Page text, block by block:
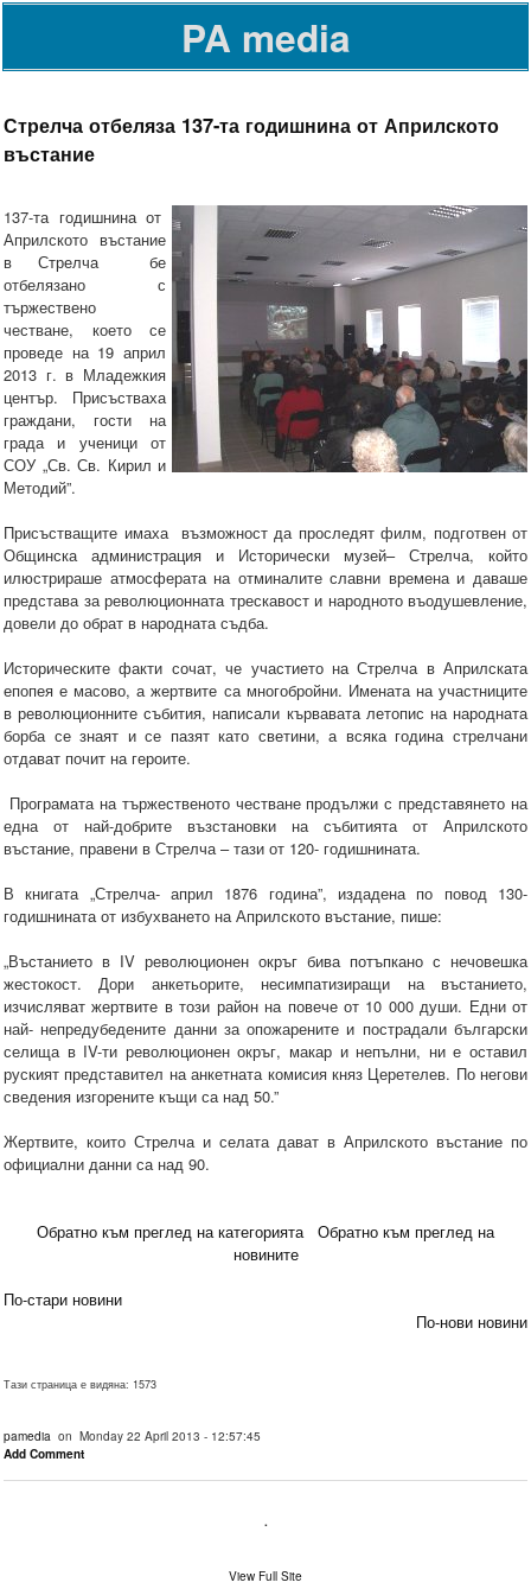
PA media
Стрелча отбеляза 137-та годишнина от Априлското
въстание
137-та годишнина от
Априлското въстание
в Стрелча бе
отбелязано с
тържествено
честване, което се
проведе на 19 април
2013 г. в Младежкия
център. Присъстваха
граждани, гости на
града и ученици от
СОУ „Св. Св. Кирил и
Методий”.
Присъстващите имаха възможност да проследят филм, подготвен от
Общинска администрация и Исторически музей– Стрелча, който
илюстрираше атмосферата на отминалите славни времена и даваше
представа за революционната трескавост и народното въодушевление,
довели до обрат в народната съдба.
Историческите факти сочат, че участието на Стрелча в Априлската
епопея е масово, а жертвите са многобройни. Имената на участниците
в революционните събития, написали кървавата летопис на народната
борба се знаят и се пазят като светини, а всяка година стрелчани
отдават почит на героите.
Програмата на тържественото честване продължи с представянето на
една от най-добрите възстановки на събитията от Априлското
въстание, правени в Стрелча – тази от 120- годишнината.
В книгата „Стрелча- април 1876 година”, издадена по повод 130-
годишнината от избухването на Априлското въстание, пише:
„Въстанието в IV революционен окръг бива потъпкано с нечовешка
жестокост. Дори анкетьорите, несимпатизиращи на въстанието,
изчисляват жертвите в този район на повече от 10 000 души. Едни от
най- непредубедените данни за опожарените и пострадали български
селища в IV-ти революционен окръг, макар и непълни, ни е оставил
руският представител на анкетната комисия княз Церетелев. По негови
сведения изгорените къщи са над 50.”
Жертвите, които Стрелча и селата дават в Априлското въстание по
официални данни са над 90.
Обратно към преглед на категорията
Обратно към преглед на
новините
По-стари новини
По-нови новини
Тази страница е видяна: 1573
pamedia on Monday 22 April 2013 - 12:57:45
Add Comment
.
View Full Site